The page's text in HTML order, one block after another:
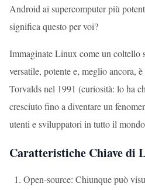
Android ai supercomputer più
significa questo per voi?
Immaginate Linux come un coltello
versatile, potente e, meglio ancora,
Torvalds nel 1991 (curiosità: lo ha
cresciuto fino a diventare un
utenti e sviluppatori in tutto il
Caratteristiche Chiave di
Open-source: Chiunque può